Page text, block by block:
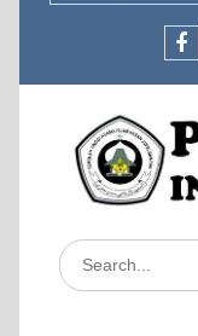
Search
for: